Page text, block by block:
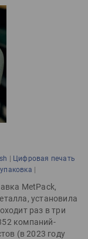
| Цифровая печать
|
MetPack,
установила
раз в три
компаний-
(в 2023 году